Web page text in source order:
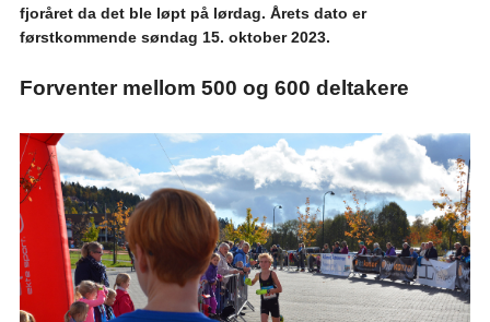
fjoråret da det ble løpt på lørdag. Årets dato er
førstkommende søndag 15. oktober 2023.
Forventer mellom 500 og 600 deltakere